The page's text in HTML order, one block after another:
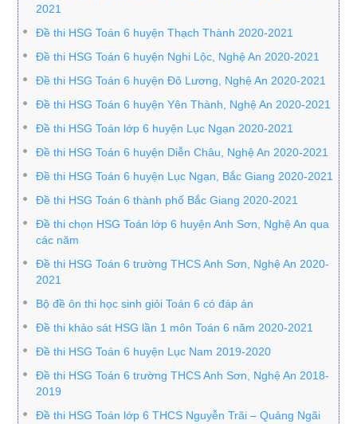
2021
Đề thi HSG Toán 6 huyện Thạch Thành 2020-2021
Đề thi HSG Toán 6 huyện Nghi Lộc, Nghệ An 2020-2021
Đề thi HSG Toán 6 huyện Đô Lương, Nghệ An 2020-2021
Đề thi HSG Toán 6 huyện Yên Thành, Nghệ An 2020-2021
Đề thi HSG Toán lớp 6 huyện Lục Ngạn 2020-2021
Đề thi HSG Toán 6 huyện Diễn Châu, Nghệ An 2020-2021
Đề thi HSG Toán 6 huyện Lục Ngạn, Bắc Giang 2020-2021
Đề thi HSG Toán 6 thành phố Bắc Giang 2020-2021
Đề thi chọn HSG Toán lớp 6 huyện Anh Sơn, Nghệ An qua
các năm
Đề thi HSG Toán 6 trường THCS Anh Sơn, Nghệ An 2020-
2021
Bộ đề ôn thi học sinh giỏi Toán 6 có đáp án
Đề thi khảo sát HSG lần 1 môn Toán 6 năm 2020-2021
Đề thi HSG Toán 6 huyện Lục Nam 2019-2020
Đề thi HSG Toán 6 trường THCS Anh Sơn, Nghệ An 2018-
2019
Đề thi HSG Toán lớp 6 THCS Nguyễn Trãi – Quảng Ngãi